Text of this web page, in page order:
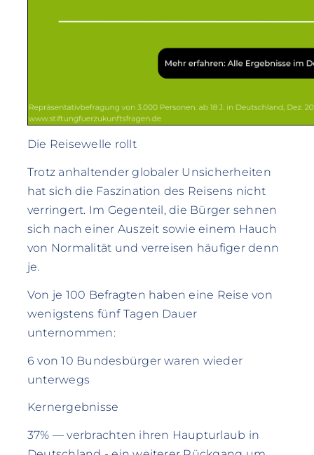
Die Reisewelle rollt
Trotz anhaltender globaler Unsicherheiten
hat sich die Faszination des Reisens nicht
verringert. Im Gegenteil, die Bürger sehnen
sich nach einer Auszeit sowie einem Hauch
von Normalität und verreisen häufiger denn
je.
Von je 100 Befragten haben eine Reise von
wenigstens fünf Tagen Dauer
unternommen:
6 von 10 Bundesbürger waren wieder
unterwegs
Kernergebnisse
37% — verbrachten ihren Haupturlaub in